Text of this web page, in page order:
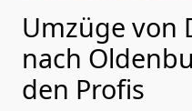
Umzüge von
nach
den Profis